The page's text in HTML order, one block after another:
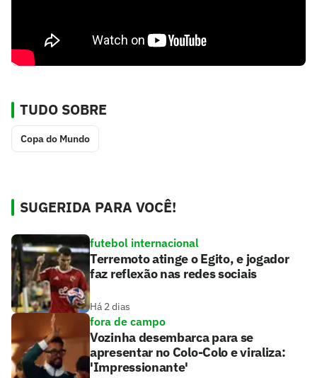
TUDO SOBRE
Copa do Mundo
SUGERIDA PARA VOCÊ!
futebol internacional
Terremoto atinge o Egito, e jogador
faz reflexão nas redes sociais
Há 2 dias
fora de campo
Vozinha desembarca para se
apresentar no Colo-Colo e viraliza:
'Impressionante'